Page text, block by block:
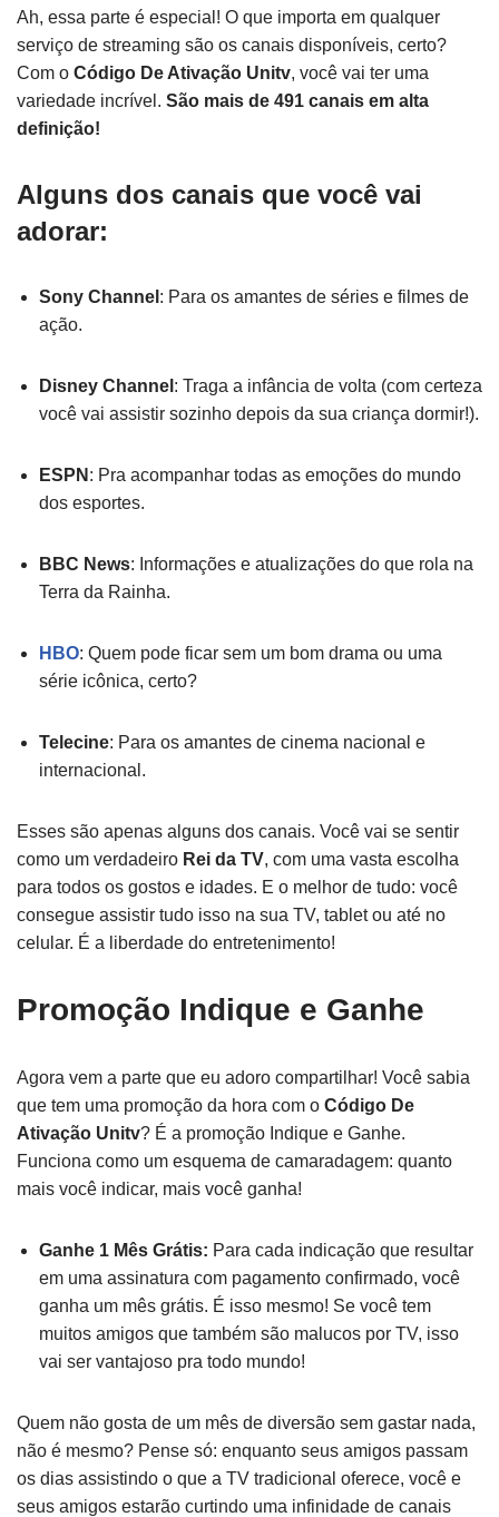
Ah, essa parte é especial! O que importa em qualquer
serviço de streaming são os canais disponíveis, certo?
Com o Código De Ativação Unitv, você vai ter uma
variedade incrível. São mais de 491 canais em alta
definição!
Alguns dos canais que você vai
adorar:
Sony Channel : Para os amantes de séries e filmes de
ação.
Disney Channel : Traga a infância de volta (com certeza
você vai assistir sozinho depois da sua criança dormir!).
ESPN : Pra acompanhar todas as emoções do mundo
dos esportes.
BBC News: Informações e atualizações do que rola na
Terra da Rainha.
HBO: Quem pode ficar sem um bom drama ou uma
série icônica, certo?
Telecine: Para os amantes de cinema nacional e
internacional.
Esses são apenas alguns dos canais. Você vai se sentir
como um verdadeiro Rei da TV, com uma vasta escolha
para todos os gostos e idades. E o melhor de tudo: você
consegue assistir tudo isso na sua TV, tablet ou até no
celular. É a liberdade do entretenimento!
Promoção Indique e Ganhe
Agora vem a parte que eu adoro compartilhar! Você sabia
que tem uma promoção da hora com o Código De
Ativação Unitv? É a promoção Indique e Ganhe.
Funciona como um esquema de camaradagem: quanto
mais você indicar, mais você ganha!
Ganhe 1 Mês Grátis: Para cada indicação que resultar
em uma assinatura com pagamento confirmado, você
ganha um mês grátis. É isso mesmo! Se você tem
muitos amigos que também são malucos por TV, isso
vai ser vantajoso pra todo mundo!
Quem não gosta de um mês de diversão sem gastar nada,
não é mesmo? Pense só: enquanto seus amigos passam
os dias assistindo o que a TV tradicional oferece, você e
seus amigos estarão curtindo uma infinidade de canais